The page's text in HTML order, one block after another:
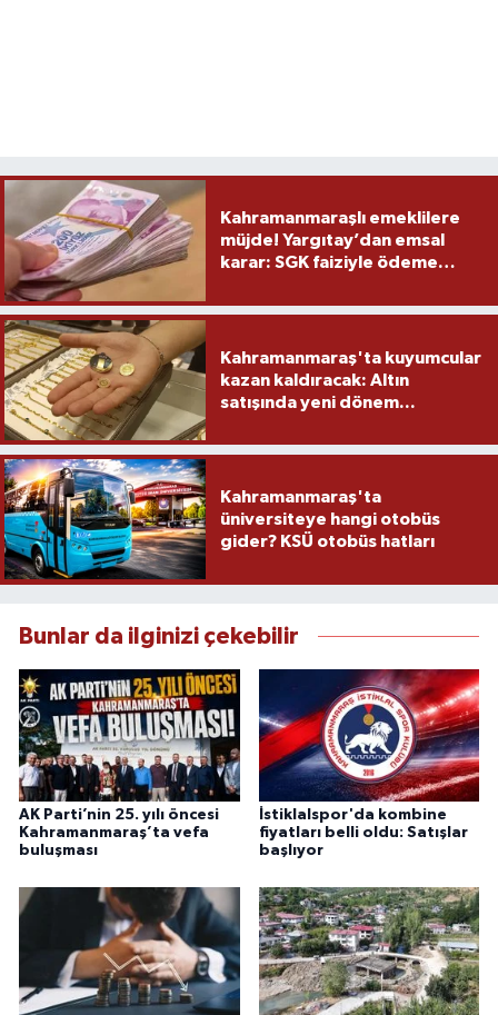
Kahramanmaraşlı emeklilere
müjde! Yargıtay’dan emsal
karar: SGK faiziyle ödeme
Kahramanmaraş'ta kuyumcular
kazan kaldıracak: Altın
satışında yeni dönem...
Kahramanmaraş'ta
üniversiteye hangi otobüs
gider? KSÜ otobüs hatları
Bunlar da ilginizi çekebilir
AK Parti’nin 25. yılı öncesi
Kahramanmaraş’ta vefa
buluşması
İstiklalspor'da kombine
fiyatları belli oldu: Satışlar
başlıyor